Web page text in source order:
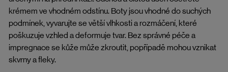
krémem ve vhodném odstínu. Boty jsou vhodné do suchých
podmínek, vyvarujte se větší vlhkosti a rozmáčení, které
poškuzuje vzhled a deformuje tvar. Bez správné péče a
impregnace se kůže může zkroutit, popřípadě mohou vznikat
skvrny a fleky.